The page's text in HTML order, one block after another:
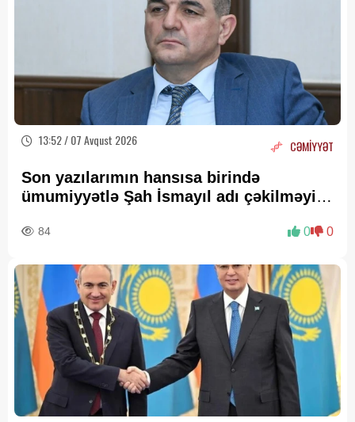
13:52 / 07 Avqust 2026 CƏMİYYƏT
Son yazılarımın hansısa birində
ümumiyyətlə Şah İsmayıl adı çəkilməyib
84 0 0